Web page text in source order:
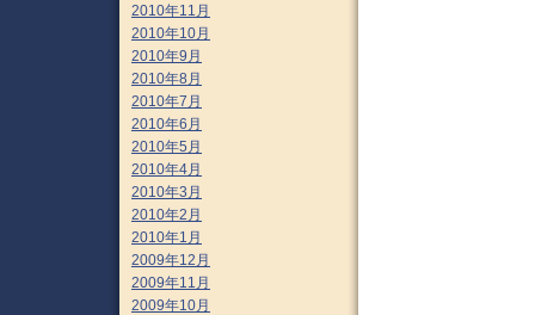
2010年11月
2010年10月
2010年9月
2010年8月
2010年7月
2010年6月
2010年5月
2010年4月
2010年3月
2010年2月
2010年1月
2009年12月
2009年11月
2009年10月